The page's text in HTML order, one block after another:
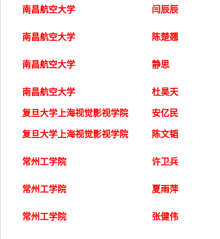
南昌航空大学 闫辰辰
南昌航空大学 陈楚翘
南昌航空大学 静思
南昌航空大学 杜昊天
复旦大学上海视觉影视学院 安亿民
复旦大学上海视觉影视学院 陈文韬
常州工学院 许卫兵
常州工学院 夏雨萍
常州工学院 张健伟